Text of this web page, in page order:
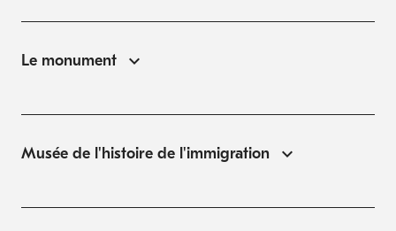
Le monument
Musée de l'histoire de l'immigration